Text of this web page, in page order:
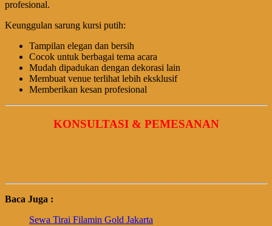
profesional.
Keunggulan sarung kursi putih:
Tampilan elegan dan bersih
Cocok untuk berbagai tema acara
Mudah dipadukan dengan dekorasi lain
Membuat venue terlihat lebih eksklusif
Memberikan kesan profesional
KONSULTASI & PEMESANAN
Baca Juga :
Sewa Tirai Filamin Gold Jakarta